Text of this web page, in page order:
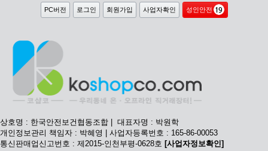
PC버전 로그인 회원가입 사업자확인 성인안전
상호명 : 한국안전보건협동조합 | 대표자명 : 박원학
개인정보관리 책임자 : 박혜영 | 사업자등록번호 : 165-86-00053
통신판매업신고번호 : 제2015-인천부평-0628호 [사업자정보확인]